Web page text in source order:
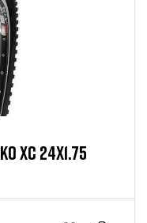
XC 24X1.75